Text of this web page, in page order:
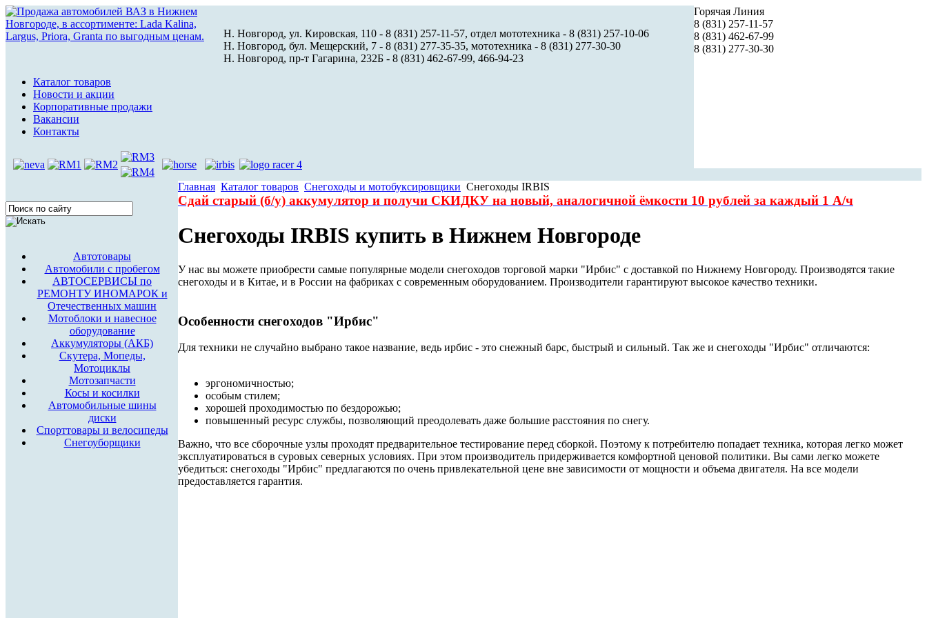
Н. Новгород, ул. Кировская, 110 - 8 (831) 257-11-57, отдел мототехника - 8 (831) 257-10-06
Н. Новгород, бул. Мещерский, 7 - 8 (831) 277-35-35, мототехника - 8 (831) 277-30-30
Н. Новгород, пр-т Гагарина, 232Б - 8 (831) 462-67-99, 466-94-23
Каталог товаров
Новости и акции
Корпоративные продажи
Вакансии
Контакты
Горячая Линия
8 (831) 257-11-57
8 (831) 462-67-99
8 (831) 277-30-30
Автотовары
Автомобили с пробегом
АВТОСЕРВИСЫ по
РЕМОНТУ ИНОМАРОК и
Отечественных машин
Мотоблоки и навесное
оборудование
Аккумуляторы (АКБ)
Скутера, Мопеды,
Мотоциклы
Мотозапчасти
Косы и косилки
Автомобильные шины
диски
Спорттовары и велосипеды
Снегоуборщики
Главная Каталог товаров Снегоходы и мотобуксировщики Снегоходы IRBIS
Сдай старый (б/у) аккумулятор и получи СКИДКУ на новый, аналогичной ёмкости 10 рублей за каждый 1 А/ч
Снегоходы IRBIS купить в Нижнем Новгороде
У нас вы можете приобрести самые популярные модели снегоходов торговой марки "Ирбис" с доставкой по Нижнему Новгороду. Производятся такие
снегоходы и в Китае, и в России на фабриках с современным оборудованием. Производители гарантируют высокое качество техники.
Особенности снегоходов "Ирбис"
Для техники не случайно выбрано такое название, ведь ирбис - это снежный барс, быстрый и сильный. Так же и снегоходы "Ирбис" отличаются:
эргономичностью;
особым стилем;
хорошей проходимостью по бездорожью;
повышенный ресурс службы, позволяющий преодолевать даже большие расстояния по снегу.
Важно, что все сборочные узлы проходят предварительное тестирование перед сборкой. Поэтому к потребителю попадает техника, которая легко может
эксплуатироваться в суровых северных условиях. При этом производитель придерживается комфортной ценовой политики. Вы сами легко можете
убедиться: снегоходы "Ирбис" предлагаются по очень привлекательной цене вне зависимости от мощности и объема двигателя. На все модели
предоставляется гарантия.